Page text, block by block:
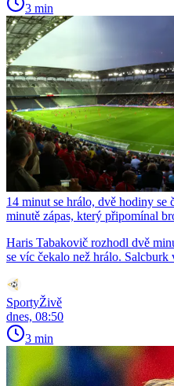
3 min
14 minut se hrálo, dvě hodiny se
minutě zápas, který připomínal
Haris Tabakovič rozhodl dvě
se víc čekalo než hrálo. Salcburk
SportyŽivě
dnes, 08:50
3 min